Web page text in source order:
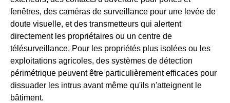
fenêtres, des caméras de surveillance pour une levée de
doute visuelle, et des transmetteurs qui alertent
directement les propriétaires ou un centre de
télésurveillance. Pour les propriétés plus isolées ou les
exploitations agricoles, des systèmes de détection
périmétrique peuvent être particulièrement efficaces pour
dissuader les intrus avant même qu'ils n'atteignent le
bâtiment.